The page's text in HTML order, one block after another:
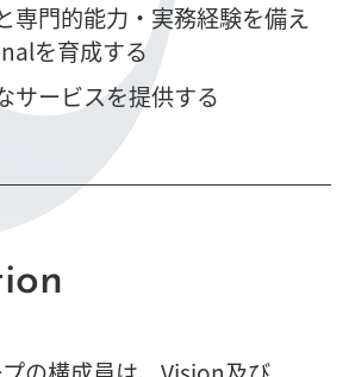
専門的能力・実務経験を備え
を育成する
サービスを提供する